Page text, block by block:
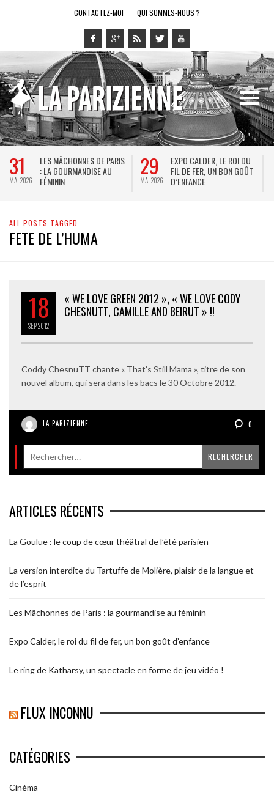
CONTACTEZ-MOI QUI SOMMES-NOUS ?
31
MAI 2026
LES MÂCHONNES DE PARIS
: LA GOURMANDISE AU
FÉMININ
29
MAI 2026
EXPO CALDER, LE ROI DU
FIL DE FER, UN BON GOÛT
D’ENFANCE
ALL POSTS TAGGED
FETE DE L’HUMA
18
SEP2012
« WE LOVE GREEN 2012 », « WE LOVE CODY
CHESNUTT, CAMILLE AND BEIRUT » !!
Coddy ChesnuTT chante « That’s Still Mama », titre de son
nouvel album, qui sera dans les bacs le 30 Octobre 2012.
LA PARIZIENNE 0
ARTICLES RÉCENTS
La Goulue : le coup de cœur théâtral de l’été parisien
La version interdite du Tartuffe de Molière, plaisir de la langue et
de l’esprit
Les Mâchonnes de Paris : la gourmandise au féminin
Expo Calder, le roi du fil de fer, un bon goût d’enfance
Le ring de Katharsy, un spectacle en forme de jeu vidéo !
FLUX INCONNU
CATÉGORIES
Cinéma